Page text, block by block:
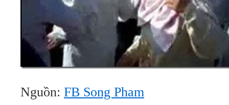
Nguồn: FB Song Pham